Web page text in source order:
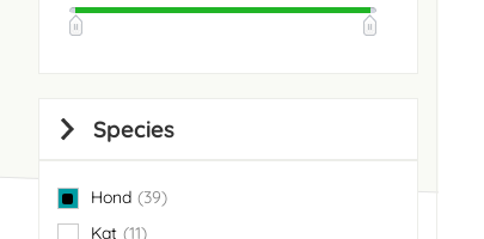
Species
Hond 39
items
Kat 11